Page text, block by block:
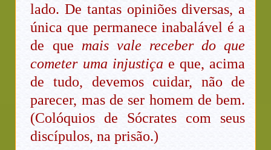
lado. De tantas opiniões diversas, a
única que permanece inabalável é a
de que mais vale receber do que
cometer uma injustiça e que, acima
de tudo, devemos cuidar, não de
parecer, mas de ser homem de bem.
(Colóquios de Sócrates com seus
discípulos, na prisão.)